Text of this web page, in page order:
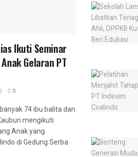
Ikuti Seminar
Gelaran PT
0
74 ibu balita dan
mengikuti
Anak yang
di Gedung Serba